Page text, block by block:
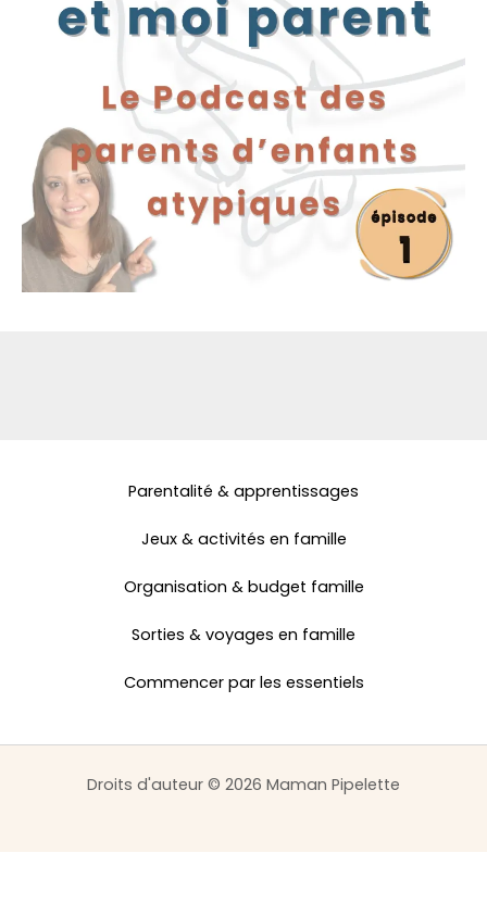
Parentalité & apprentissages
Jeux & activités en famille
Organisation & budget famille
Sorties & voyages en famille
Commencer par les essentiels
Droits d'auteur © 2026 Maman Pipelette